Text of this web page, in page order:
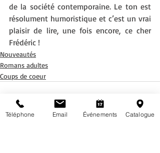
de la société contemporaine. Le ton est
résolument humoristique et c’est un vrai
plaisir de lire, une fois encore, ce cher
Frédéric !
Nouveautés
Romans adultes
Coups de coeur
Téléphone Email Événements Catalogue